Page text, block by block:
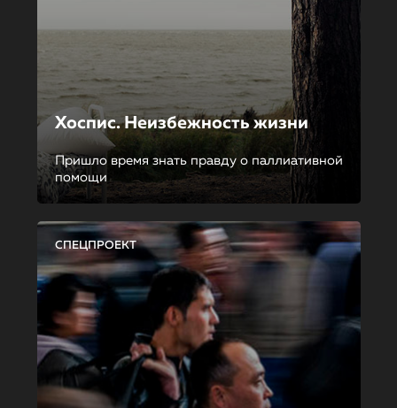
Хоспис. Неизбежность жизни
Пришло время знать правду о паллиативной
помощи
СПЕЦПРОЕКТ